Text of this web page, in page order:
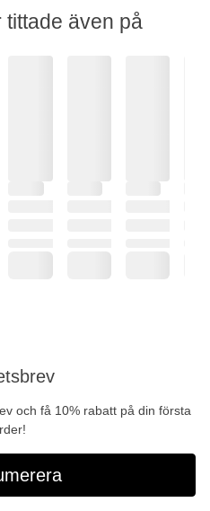
även på
och få 10% rabatt på din första